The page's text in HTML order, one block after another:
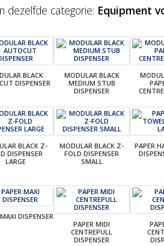
dezelfde categorie: Equipment
BLACK
DISPENSER
MODULAR BLACK
MEDIUM STUB
DISPENSER
BLACK Z-
DISPENSER
LARGE
MODULAR BLACK Z-
FOLD DISPENSER
SMALL
PAPER
DISPENSER
PAPER MIDI
CENTREPULL
DISPENSER